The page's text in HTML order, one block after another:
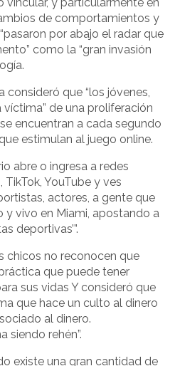
de comportamientos y
por abajo el radar que
como la “gran invasión
consideró que “los jóvenes,
de una proliferación
encuentran a cada segundo
estimulan al juego online.
abre o ingresa a redes
YouTube y ves
actores, a gente que
y vivo en Miami, apostando a
deportivas’”.
chicos no reconocen que
que puede tener
sus vidas Y consideró que
que hace un culto al dinero
al dinero.
siendo rehén”.
existe una gran cantidad de